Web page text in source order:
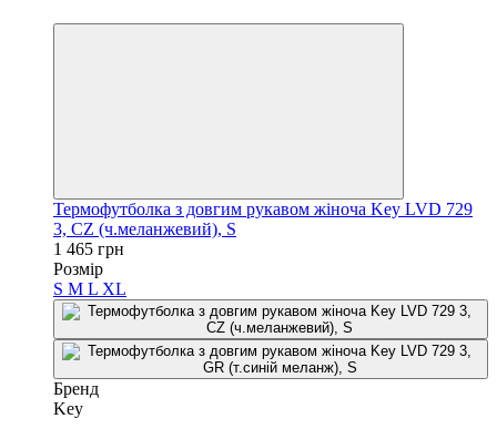
Термофутболка з довгим рукавом жіноча Key LVD 729
3, CZ (ч.меланжевий), S
1 465 грн
Розмір
S M L XL
Бренд
Key